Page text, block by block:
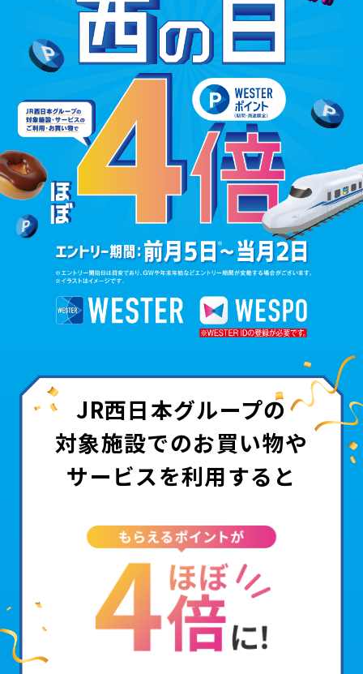
JR西日本グループの
対象施設でのお買い物や
サービスを利用すると